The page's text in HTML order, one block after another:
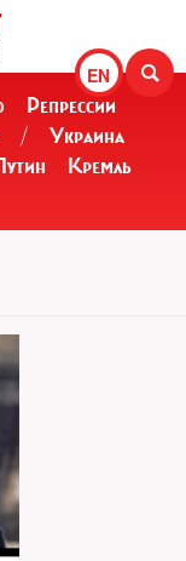
EN
Репрессии
/
Украина
Кремль